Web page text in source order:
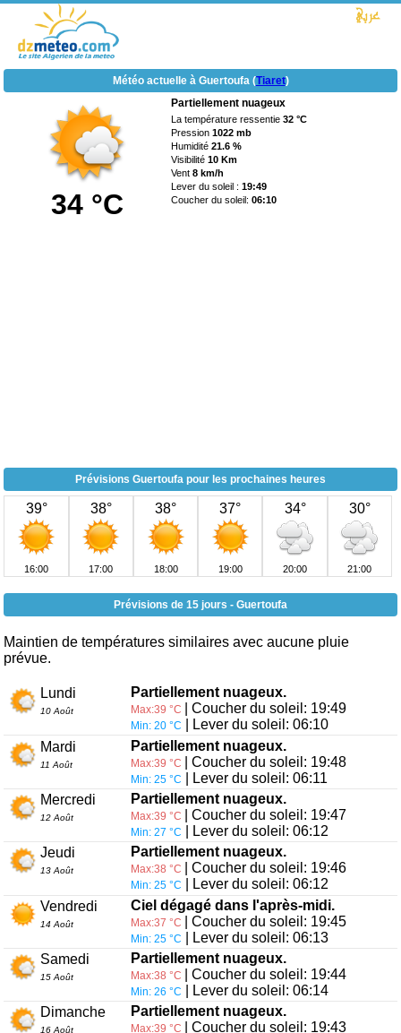
Météo actuelle à Guertoufa (Tiaret)
34 °C
Partiellement nuageux
La température ressentie32 °C
Pression1022 mb
Humidité21.6 %
Visibilité10 Km
Vent8 km/h
Lever du soleil :19:49
Coucher du soleil:06:10
Prévisions Guertoufa pour les prochaines heures
39°
16:00
38°
17:00
38°
18:00
37°
19:00
34°
20:00
30°
21:00
Prévisions de 15 jours - Guertoufa
Maintien de températures similaires avec aucune pluie
prévue.
Lundi
10 Août
Partiellement nuageux.
Max:39 °C | Coucher du soleil: 19:49
Min: 20 °C
| Lever du soleil: 06:10
Mardi
11 Août
Partiellement nuageux.
Max:39 °C | Coucher du soleil: 19:48
Min: 25 °C
| Lever du soleil: 06:11
Mercredi
12 Août
Partiellement nuageux.
Max:39 °C | Coucher du soleil: 19:47
Min: 27 °C
| Lever du soleil: 06:12
Jeudi
13 Août
Partiellement nuageux.
Max:38 °C | Coucher du soleil: 19:46
Min: 25 °C
| Lever du soleil: 06:12
Vendredi
14 Août
Ciel dégagé dans l'après-midi.
Max:37 °C | Coucher du soleil: 19:45
Min: 25 °C
| Lever du soleil: 06:13
Samedi
15 Août
Partiellement nuageux.
Max:38 °C | Coucher du soleil: 19:44
Min: 26 °C
| Lever du soleil: 06:14
Dimanche
16 Août
Partiellement nuageux.
Max:39 °C | Coucher du soleil: 19:43